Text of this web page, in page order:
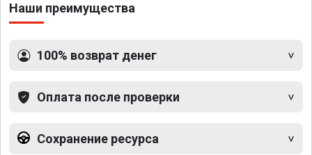
Наши преимущества
100% возврат денег
Оплата после проверки
Сохранение ресурса